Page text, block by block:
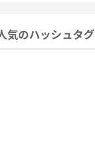
気のハッシュタグ